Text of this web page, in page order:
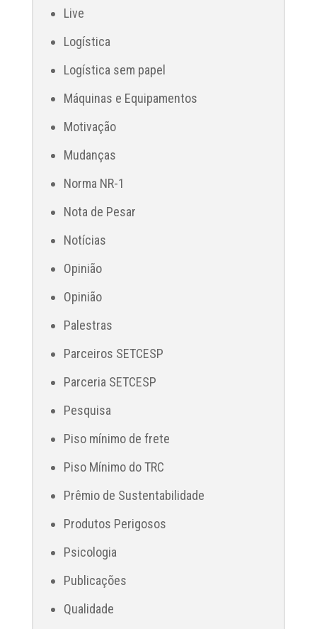
Live
Logística
Logística sem papel
Máquinas e Equipamentos
Motivação
Mudanças
Norma NR-1
Nota de Pesar
Notícias
Opinião
Opinião
Palestras
Parceiros SETCESP
Parceria SETCESP
Pesquisa
Piso mínimo de frete
Piso Mínimo do TRC
Prêmio de Sustentabilidade
Produtos Perigosos
Psicologia
Publicações
Qualidade